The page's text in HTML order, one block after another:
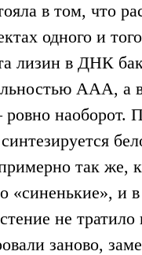
в том, что
одного и
лизин в ДНК
AAA,
ровно наоборот.
так же,
«синенькие», и
не
заново,